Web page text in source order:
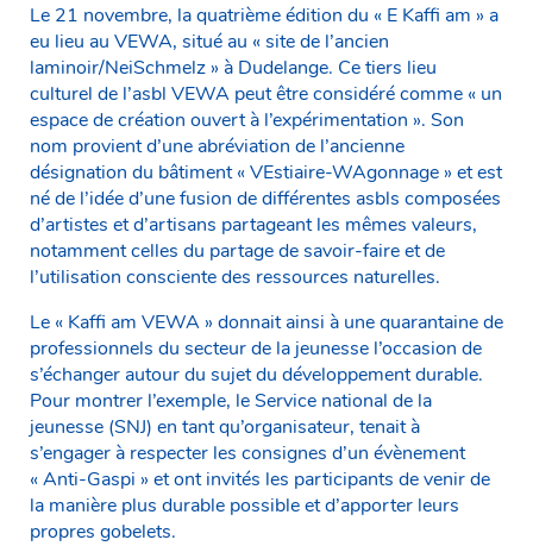
Le 21 novembre, la quatrième édition du « E Kaffi am » a
eu lieu au VEWA, situé au « site de l’ancien
laminoir/NeiSchmelz » à Dudelange. Ce tiers lieu
culturel de l’asbl VEWA peut être considéré comme « un
espace de création ouvert à l’expérimentation ». Son
nom provient d’une abréviation de l’ancienne
désignation du bâtiment « VEstiaire-WAgonnage » et est
né de l’idée d’une fusion de différentes asbls composées
d’artistes et d’artisans partageant les mêmes valeurs,
notamment celles du partage de savoir-faire et de
l’utilisation consciente des ressources naturelles.
Le « Kaffi am VEWA » donnait ainsi à une quarantaine de
professionnels du secteur de la jeunesse l’occasion de
s’échanger autour du sujet du développement durable.
Pour montrer l’exemple, le Service national de la
jeunesse (SNJ) en tant qu’organisateur, tenait à
s’engager à respecter les consignes d’un évènement
« Anti-Gaspi » et ont invités les participants de venir de
la manière plus durable possible et d’apporter leurs
propres gobelets.